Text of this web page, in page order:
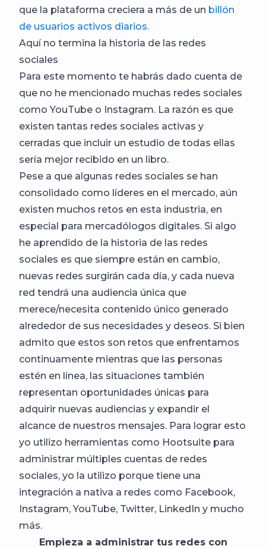
que la plataforma creciera a más de un billón
de usuarios activos diarios.
Aquí no termina la historia de las redes
sociales
Para este momento te habrás dado cuenta de
que no he mencionado muchas redes sociales
como YouTube o Instagram. La razón es que
existen tantas redes sociales activas y
cerradas que incluir un estudio de todas ellas
sería mejor recibido en un libro.
Pese a que algunas redes sociales se han
consolidado como líderes en el mercado, aún
existen muchos retos en esta industria, en
especial para mercadólogos digitales. Si algo
he aprendido de la historia de las redes
sociales es que siempre están en cambio,
nuevas redes surgirán cada día, y cada nueva
red tendrá una audiencia única que
merece/necesita contenido único generado
alrededor de sus necesidades y deseos. Si bien
admito que estos son retos que enfrentamos
continuamente mientras que las personas
estén en línea, las situaciones también
representan oportunidades únicas para
adquirir nuevas audiencias y expandir el
alcance de nuestros mensajes. Para lograr esto
yo utilizo herramientas como Hootsuite para
administrar múltiples cuentas de redes
sociales, yo la utilizo porque tiene una
integración a nativa a redes como Facebook,
Instagram, YouTube, Twitter, LinkedIn y mucho
más.
Empieza a administrar tus redes con